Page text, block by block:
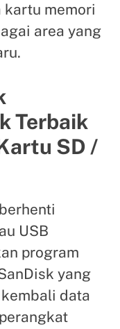
kartu memori
area yang
Terbaik
SD /
USB
program
yang
data